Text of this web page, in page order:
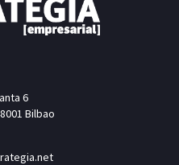
6
Bilbao